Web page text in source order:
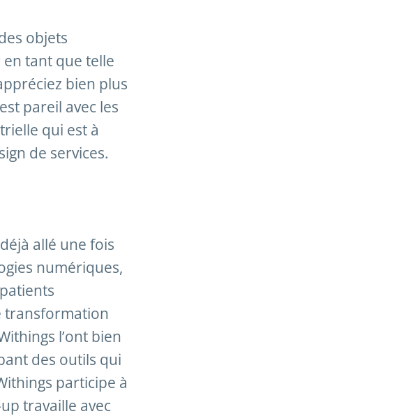
objets
en tant que telle
bien plus
pareil avec les
qui est à
de services.
allé une fois
numériques,
transformation
l’ont bien
des outils qui
participe à
travaille avec